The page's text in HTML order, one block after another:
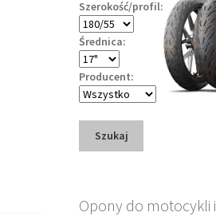
Szerokość/profil:
Średnica:
Producent:
Szukaj
Opony do motocykli i